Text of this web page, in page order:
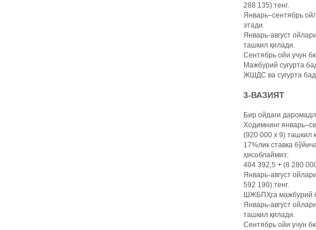
288 135) тенг.
Январь–сентябрь
этади.
Январь-август
ташкил қилади.
Сентябрь ойи учун
Мажбурий суғурта
ЖШДС ва суғурта
3-ВАЗИЯТ
Бир ойдаги
Ходимнинг
(920 000 х 9) ташкил
17%лик ставка
ҳисоблаймиз:
404 392,5 + (8 280
Январь-август
592 190) тенг.
ШЖБПҲга мажбурий
Январь-август
ташкил қилади.
Сентябрь ойи учун